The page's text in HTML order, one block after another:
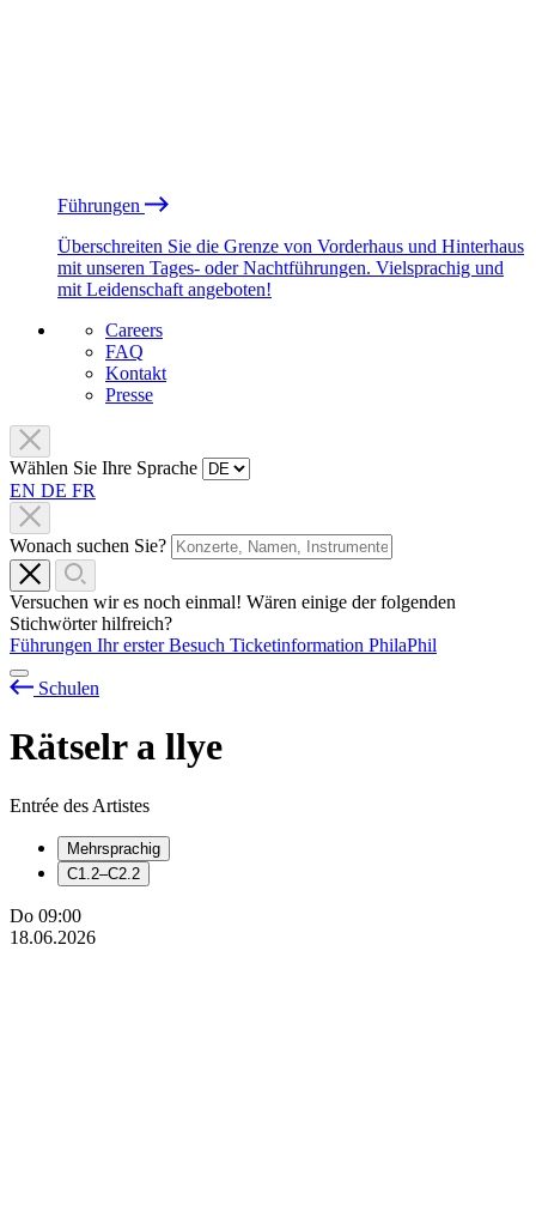
Führungen
Überschreiten Sie die Grenze von Vorderhaus und Hinterhaus
mit unseren Tages- oder Nachtführungen. Vielsprachig und
mit Leidenschaft angeboten!
Careers
FAQ
Kontakt
Presse
Wählen Sie Ihre Sprache
EN DE FR
Wonach suchen Sie?
Versuchen wir es noch einmal! Wären einige der folgenden
Stichwörter hilfreich?
Führungen Ihr erster Besuch Ticketinformation PhilaPhil
Schulen
Rätselr a llye
Entrée des Artistes
Mehrsprachig
C1.2–C2.2
Do 09:00
18.06.2026